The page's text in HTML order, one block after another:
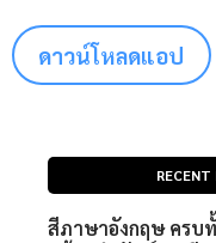
ดาวน์โหลดแอป
สีภาษาอังกฤษ ครบ